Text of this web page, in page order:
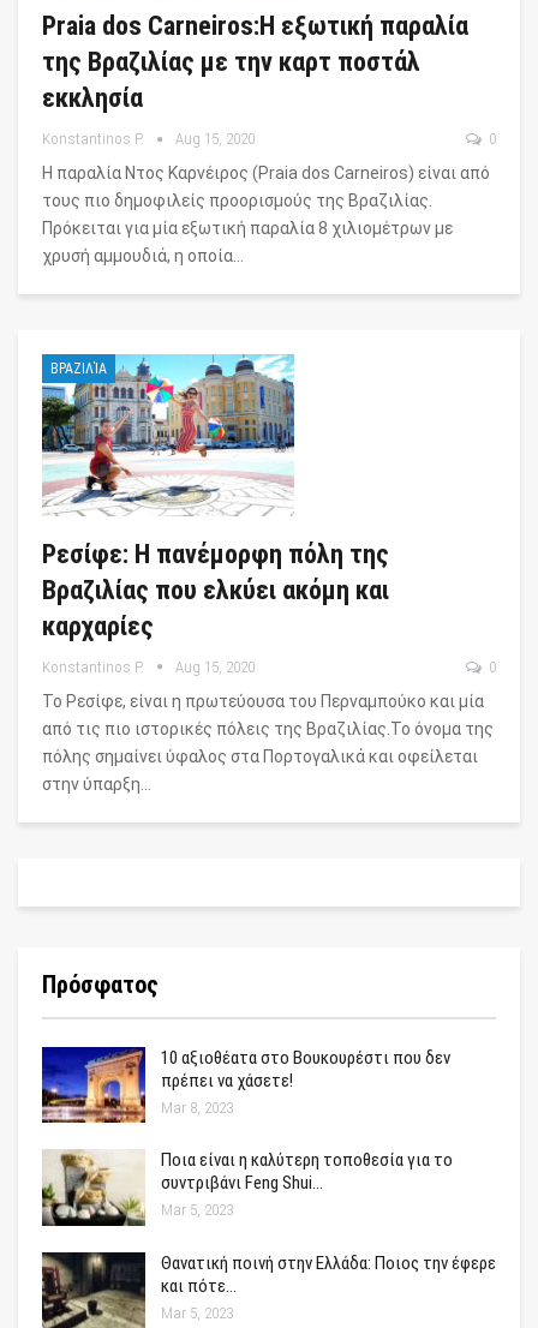
Praia dos Carneiros:Η εξωτική παραλία
της Βραζιλίας με την καρτ ποστάλ
εκκλησία
Konstantinos P. Aug 15, 2020 0
H παραλία Ντος Καρνέιρος (Praia dos Carneiros) είναι από
τους πιο δημοφιλείς προορισμούς της Βραζιλίας.
Πρόκειται για μία εξωτική παραλία 8 χιλιομέτρων με
χρυσή αμμουδιά, η οποία…
ΒΡΑΖΙΛΊΑ
Ρεσίφε: Η πανέμορφη πόλη της
Βραζιλίας που ελκύει ακόμη και
καρχαρίες
Konstantinos P. Aug 15, 2020 0
Το Ρεσίφε, είναι η πρωτεύουσα του Περναμπούκο και μία
από τις πιο ιστορικές πόλεις της Βραζιλίας.Το όνομα της
πόλης σημαίνει ύφαλος στα Πορτογαλικά και οφείλεται
στην ύπαρξη…
Πρόσφατος
10 αξιοθέατα στο Βουκουρέστι που δεν
πρέπει να χάσετε!
Mar 8, 2023
Ποια είναι η καλύτερη τοποθεσία για το
συντριβάνι Feng Shui…
Mar 5, 2023
Θανατική ποινή στην Ελλάδα: Ποιος την έφερε
και πότε…
Mar 5, 2023